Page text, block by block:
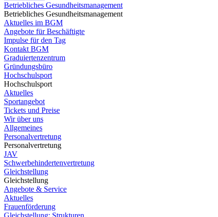
Betriebliches Gesundheitsmanagement
Betriebliches Gesundheitsmanagement
Aktuelles im BGM
Angebote für Beschäftigte
Impulse für den Tag
Kontakt BGM
Graduiertenzentrum
Gründungsbüro
Hochschulsport
Hochschulsport
Aktuelles
Sportangebot
Tickets und Preise
Wir über uns
Allgemeines
Personalvertretung
Personalvertretung
JAV
Schwerbehindertenvertretung
Gleichstellung
Gleichstellung
Angebote & Service
Aktuelles
Frauenförderung
Gleichstellung: Strukturen